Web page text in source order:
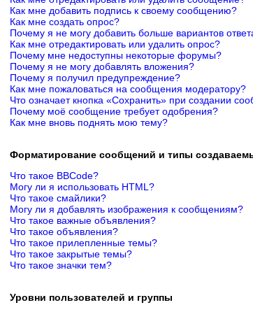
Как мне добавить подпись к своему сообщению?
Как мне создать опрос?
Почему я не могу добавить больше вариантов
Как мне отредактировать или удалить опрос?
Почему мне недоступны некоторые форумы?
Почему я не могу добавлять вложения?
Почему я получил предупреждение?
Как мне пожаловаться на сообщения модератору?
Что означает кнопка «Сохранить» при создании
Почему моё сообщение требует одобрения?
Как мне вновь поднять мою тему?
Форматирование сообщений и типы
Что такое BBCode?
Могу ли я использовать HTML?
Что такое смайлики?
Могу ли я добавлять изображения к сообщениям?
Что такое важные объявления?
Что такое объявления?
Что такое прилепленные темы?
Что такое закрытые темы?
Что такое значки тем?
Уровни пользователей и группы